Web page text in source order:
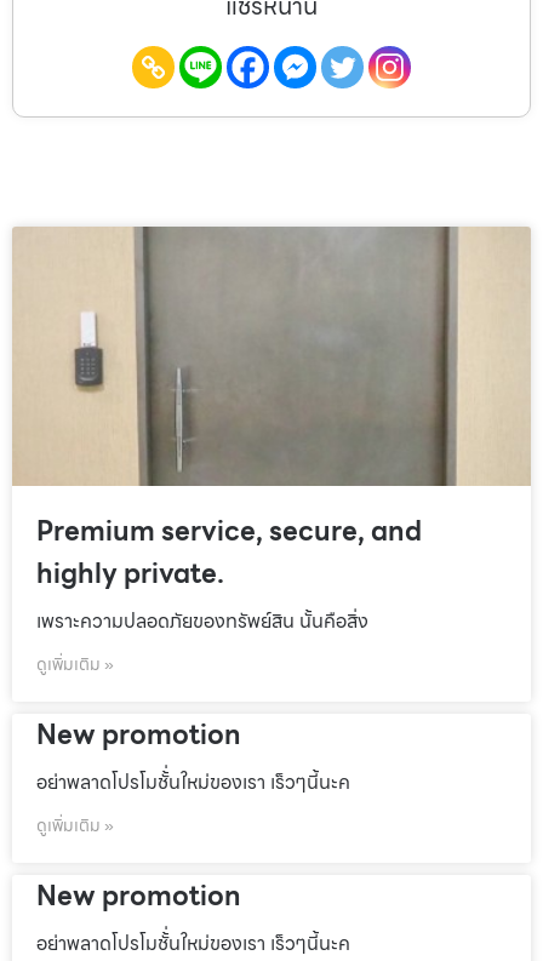
Premium service, secure, and
highly private.
เพราะความปลอดภัยของทรัพย์สิน นั้นคือสิ่ง
ดูเพิ่มเติม »
New promotion
อย่าพลาดโปรโมชั้่นใหม่ของเรา เร็วๆนี้นะค
ดูเพิ่มเติม »
New promotion
อย่าพลาดโปรโมชั้่นใหม่ของเรา เร็วๆนี้นะค